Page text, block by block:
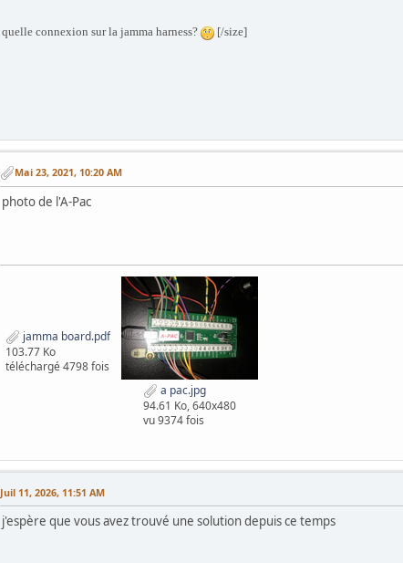
quelle connexion sur la jamma harness? [/size]
Mai 23, 2021, 10:20 AM
photo de l'A-Pac
jamma board.pdf
103.77 Ko
téléchargé 4798 fois
a pac.jpg
94.61 Ko, 640x480
vu 9374 fois
Juil 11, 2026, 11:51 AM
j'espère que vous avez trouvé une solution depuis ce temps